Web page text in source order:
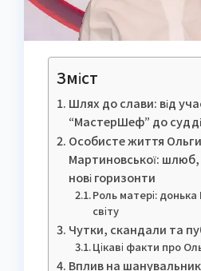
Зміст
Шлях до слави: від
“МастерШеф” до
Особисте життя Ольги
Мартиновської:
нові горизонти
Роль матері:
світу
Чутки, скандали та
Цікаві факти про
Вплив на